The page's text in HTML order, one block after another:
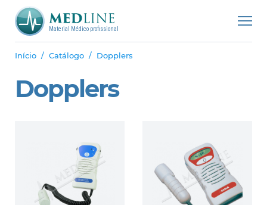
Material Médico profissional
Início Catálogo Dopplers
Dopplers